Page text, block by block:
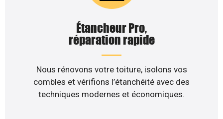
Étancheur Pro,
réparation rapide
Nous rénovons votre toiture, isolons vos
combles et vérifions l’étanchéité avec des
techniques modernes et économiques.